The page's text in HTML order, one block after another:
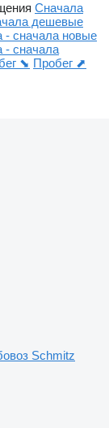
Сначала
дешевые
- сначала новые
- сначала
⬊ Пробег ⬈
Schmitz